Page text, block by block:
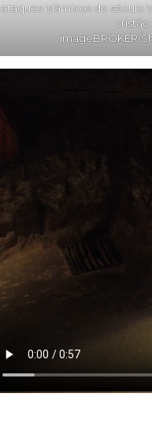
ataques islâmicos do século
cristão.
imageBROKER/